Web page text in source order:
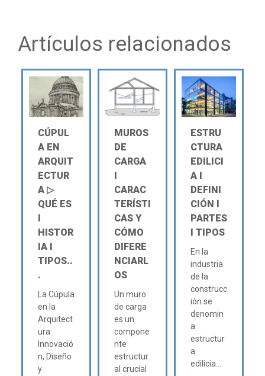
Artículos relacionados
CÚPUL
A EN
ARQUIT
ECTUR
A ▷
QUÉ ES
Ι
HISTOR
IA Ι
TIPOS..
.
La Cúpula
en la
Arquitect
ura:
Innovació
n, Diseño
y
MUROS
DE
CARGA
Ι
CARAC
TERÍSTI
CAS Y
CÓMO
DIFERE
NCIARL
OS
Un muro
de carga
es un
compone
nte
estructur
al crucial
ESTRU
CTURA
EDILICI
A Ι
DEFINI
CIÓN Ι
PARTES
Ι TIPOS
En la
industria
de la
construcc
ión se
denomin
a
estructur
a
edilicia...